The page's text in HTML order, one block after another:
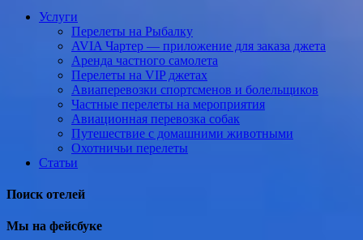
Услуги
Перелеты на Рыбалку
AVIA Чартер — приложение для заказа джета
Аренда частного самолета
Перелеты на VIP джетах
Авиаперевозки спортсменов и болельщиков
Частные перелеты на мероприятия
Авиационная перевозка собак
Путешествие с домашними животными
Охотничьи перелеты
Статьи
Поиск отелей
Мы на фейсбуке